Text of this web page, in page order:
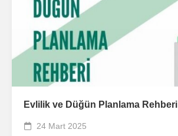
Evlilik ve Düğün Planlama Rehberi
24 Mart 2025